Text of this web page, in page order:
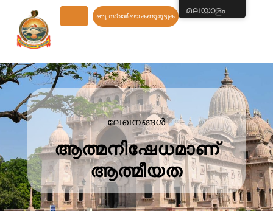
ഒരു സ്വാമിയെ കണ്ടുമുട്ടുക
ലേഖനങ്ങൾ
ആത്മനിഷേധമാണ്
ആത്മീയത
മലയാളം